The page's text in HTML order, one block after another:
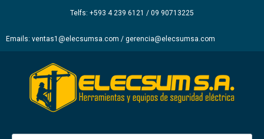
Telfs: +593 4 239 6121 / 09 90713225
Emails: ventas1@elecsumsa.com / gerencia@elecsumsa.com